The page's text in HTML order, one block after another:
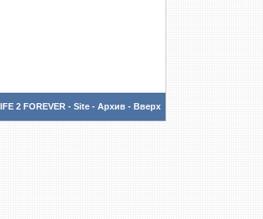
2 FOREVER - Site - Архив - Вверх